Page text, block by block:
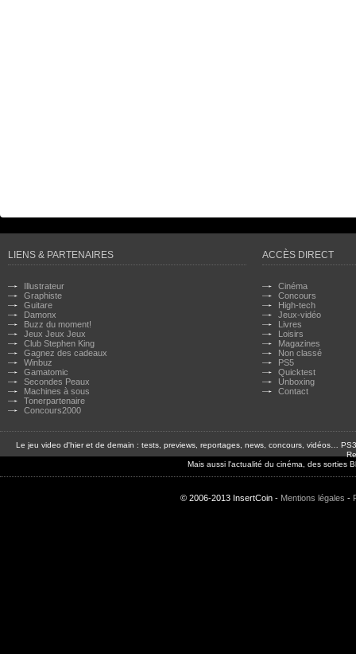
LIENS & PARTENAIRES
Illustrateur
Graphiste
Guitare
Damonx
Buzz du moment!
Jeux Jeux Jeux
Club Stephen King
Gagnez des cadeaux
Winbuz
Gamatomic
Secondes Peaux
Machines à sous
Tonerpartenaire
Concours2000
ACCÈS DIRECT
Cinéma
Concours
High-tech
Jeux-vidéo
Livres
Loisirs
Magazines
Non classé
PS5
Quicktest
Unboxing
Contact
Le jeu video d'hier et de demain : tests, previews, reportages, news, concours, vidéos…
Mais aussi l'actualité du cinéma, des sorties
© 2006-2013 InsertCoin - Mentions légales -